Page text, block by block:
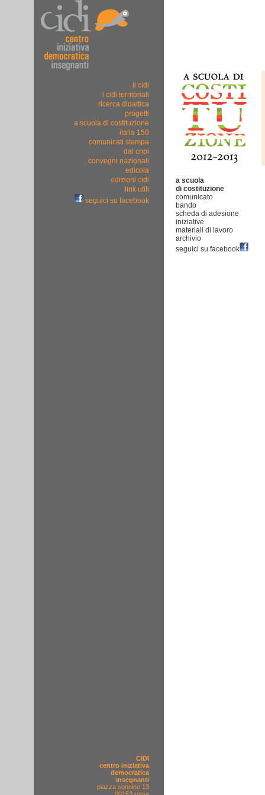
il cidi
i cidi territoriali
ricerca didattica
progetti
a scuola di costituzione
italia 150
comunicati stampa
dal cnpi
convegni nazionali
edicola
edizioni cidi
link utili
seguici su facebook
a scuola
di costituzione
comunicato
bando
scheda di adesione
iniziative
materiali di lavoro
archivio
seguici su facebook
CIDI
centro iniziativa
democratica
insegnanti
piazza sonnino 13